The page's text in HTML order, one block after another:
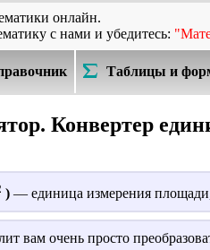
онлайн.
с нами и убедитесь:
Таблицы и
Конвертер
) — единица измерения
вам очень просто